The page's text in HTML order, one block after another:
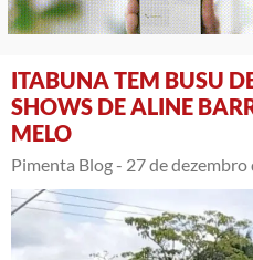
ITABUNA TEM BUSU
SHOWS DE ALINE
MELO
Pimenta Blog - 27 de dezembro